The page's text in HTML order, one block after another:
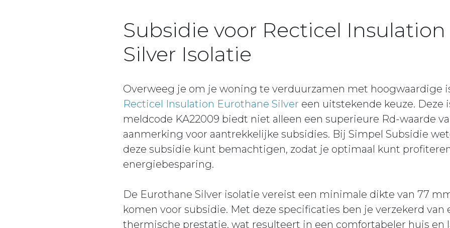
Subsidie voor Recticel
Silver Isolatie
Overweeg je om je woning te verduurzamen met hoogwaardige
Recticel Insulation Eurothane Silver een uitstekende keuze.
meldcode KA22009 biedt niet alleen een superieure Rd-waarde
aanmerking voor aantrekkelijke subsidies. Bij Simpel Subsidie
deze subsidie kunt bemachtigen, zodat je optimaal kunt
energiebesparing.
De Eurothane Silver isolatie vereist een minimale dikte van 77
komen voor subsidie. Met deze specificaties ben je verzekerd van
thermische prestatie, wat resulteert in een comfortabeler huis en